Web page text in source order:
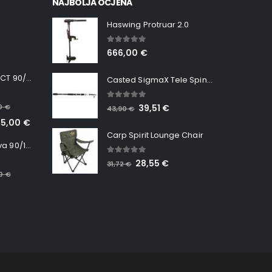
Minn Kota RT INSTINCT 90/115 WR QUEST
€
€
Minn Kota RT Terrova 90/115 WR QUEST
€
Haswing Protruar 2.0
5.00 out of 5
666,00 €
Casted SigmaX Tele Spin, 300cm, 40-80gr
out of 5
43,90€ 39,51 €
Carp Spirit Lounge Chair
out of 5
31,72€ 28,55 €